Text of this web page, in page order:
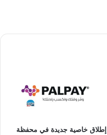
إطلاق خاصية جديدة في محفظة